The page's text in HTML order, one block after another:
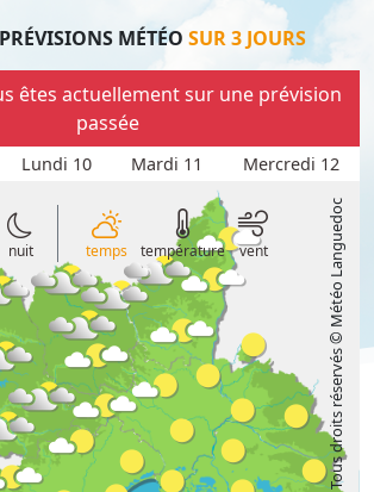
MÉTÉO SUR 3 JOURS
êtes actuellement sur une prévision
passée
Lundi 10 Mardi 11 Mercredi 12
nuit temps température vent Tous droits réservés © Météo Languedoc